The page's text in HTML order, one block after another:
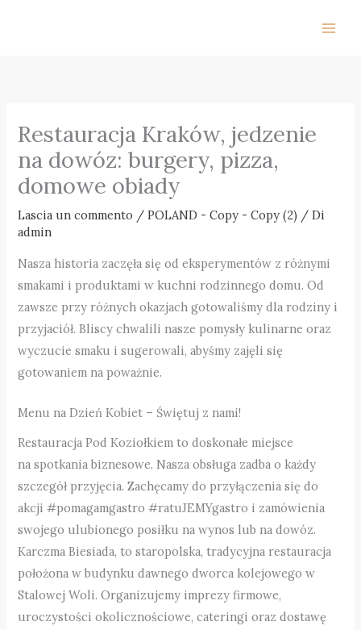
Restauracja Kraków, jedzenie
na dowóz: burgery, pizza,
domowe obiady
Lascia un commento /POLAND - Copy - Copy (2) / Di
admin
Nasza historia zaczęła się od eksperymentów z różnymi
smakami i produktami w kuchni rodzinnego domu. Od
zawsze przy różnych okazjach gotowaliśmy dla rodziny i
przyjaciół. Bliscy chwalili nasze pomysły kulinarne oraz
wyczucie smaku i sugerowali, abyśmy zajęli się
gotowaniem na poważnie.
Menu na Dzień Kobiet – Świętuj z nami!
Restauracja Pod Koziołkiem to doskonałe miejsce
na spotkania biznesowe. Nasza obsługa zadba o każdy
szczegół przyjęcia. Zachęcamy do przyłączenia się do
akcji #pomagamgastro #ratuJEMYgastro i zamówienia
swojego ulubionego posiłku na wynos lub na dowóz.
Karczma Biesiada, to staropolska, tradycyjna restauracja
położona w budynku dawnego dworca kolejowego w
Stalowej Woli. Organizujemy imprezy firmowe,
uroczystości okolicznościowe, cateringi oraz dostawę